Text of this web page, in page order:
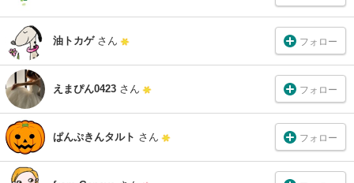
油トカゲ さん フォロー
えまぴん0423 さん フォロー
ぱんぷきんタルト さん フォロー